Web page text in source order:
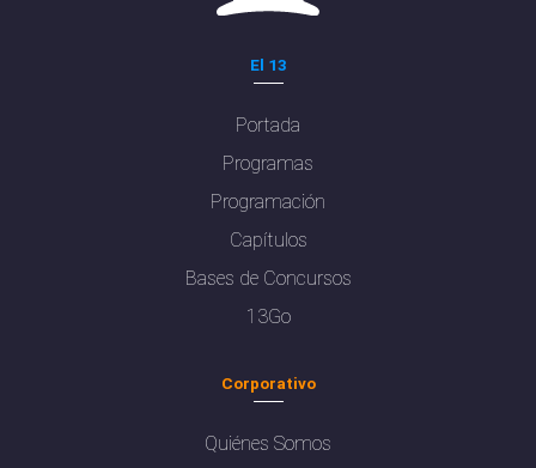
El 13
Portada
Programas
Programación
Capítulos
Bases de Concursos
13Go
Corporativo
Quiénes Somos